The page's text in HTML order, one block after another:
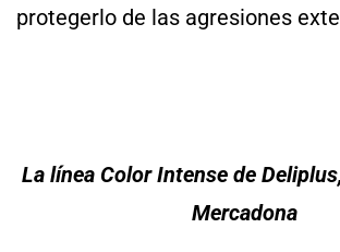
protegerlo de las agresiones
La línea Color Intense de
Mercadona